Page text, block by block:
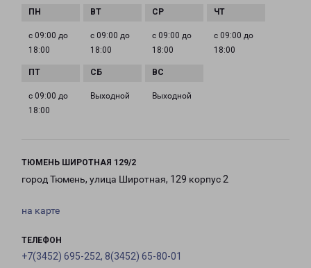
с 09:00 до
18:00
с 09:00 до
18:00
с 09:00 до
18:00
с 09:00 до
18:00
с 09:00 до
18:00
Выходной Выходной
ТЮМЕНЬ ШИРОТНАЯ 129/2
город Тюмень, улица Широтная, 129 корпус 2
на карте
ТЕЛЕФОН
+7(3452) 695-252, 8(3452) 65-80-01